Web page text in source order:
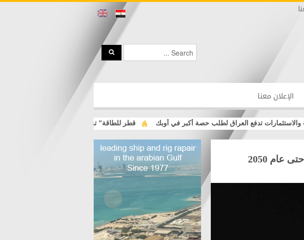
الإعلان معنا
قطر للطاقة” تمدد العمل بالقوة القاهرة لشحنات تدفع العراق لطلب حصة أكبر في أوبك